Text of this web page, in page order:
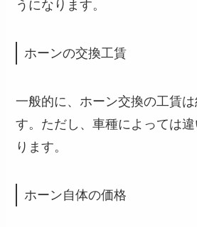
うになります。
ホーンの交換工賃
一般的に、ホーン交換の工賃
す。ただし、車種によっては
ります。
ホーン自体の価格